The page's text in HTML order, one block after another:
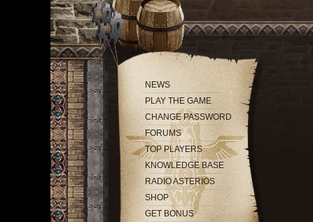
NEWS
PLAY THE GAME
CHANGE PASSWORD
FORUMS
TOP PLAYERS
KNOWLEDGE BASE
RADIO ASTERIOS
SHOP
GET BONUS